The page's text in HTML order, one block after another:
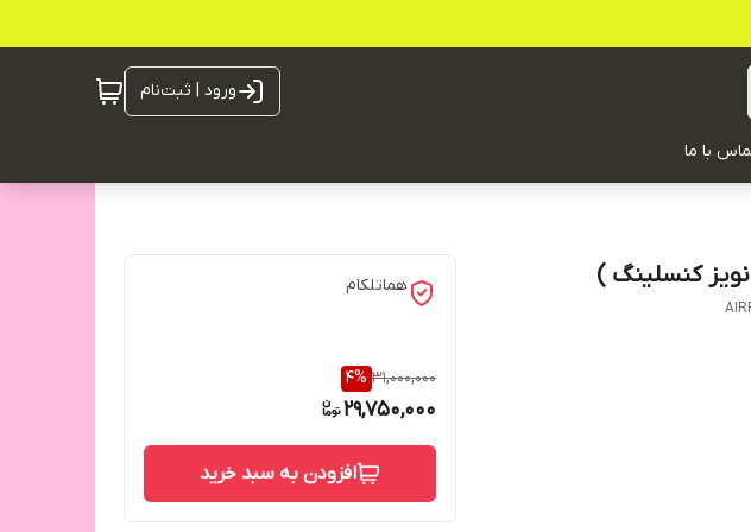
ورود | ثبت‌نام
با ما
هماتلکام
31,000,000
4%
29,750,000
افزودن به سبد خرید